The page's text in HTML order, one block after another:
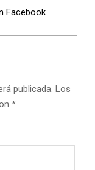
Facebook
publicada. Los
*